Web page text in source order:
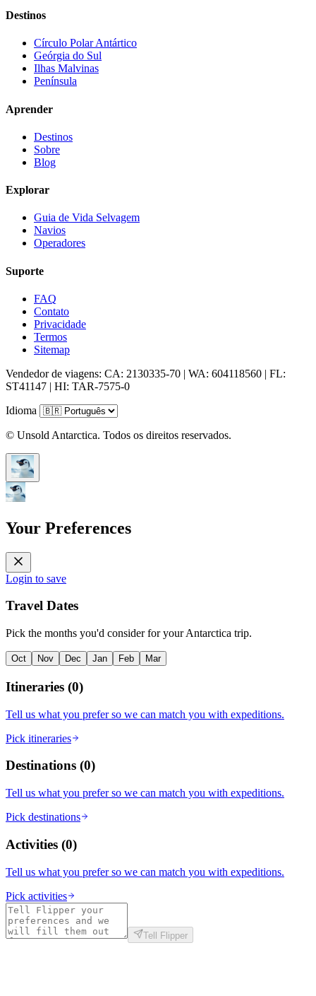
Destinos
Círculo Polar Antártico
Geórgia do Sul
Ilhas Malvinas
Península
Aprender
Destinos
Sobre
Blog
Explorar
Guia de Vida Selvagem
Navios
Operadores
Suporte
FAQ
Contato
Privacidade
Termos
Sitemap
Vendedor de viagens: CA: 2130335-70 | WA: 604118560 | FL:
ST41147 | HI: TAR-7575-0
Idioma
© Unsold Antarctica. Todos os direitos reservados.
Your Preferences
Login to save
Travel Dates
Pick the months you'd consider for your Antarctica trip.
Oct Nov Dec Jan Feb Mar
Itineraries (0)
Tell us what you prefer so we can match you with expeditions.
Pick itineraries
Destinations (0)
Tell us what you prefer so we can match you with expeditions.
Pick destinations
Activities (0)
Tell us what you prefer so we can match you with expeditions.
Pick activities
Tell Flipper